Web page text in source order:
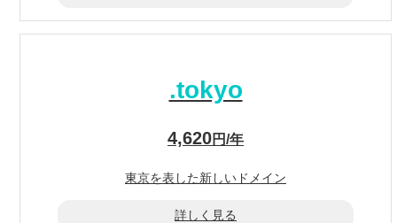
.tokyo
4,620円/年
東京を表した新しいドメイン
詳しく見る